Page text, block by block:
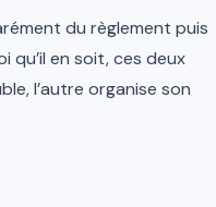
du règlement puis
qu’il en soit, ces deux
l’autre organise son